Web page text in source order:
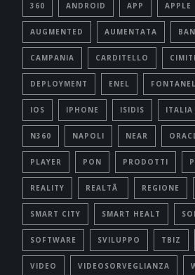
360 ANDROID APP APPLE
AUGMENTED AUMENTATA
CAMPANIA CARDITELLO
DEPLOYMENT ENEL
IOS IPHONE ISIDIS ITALIA
N360 NAPOLI NEAR
PLAYER PON PRODOTTI
REALITY REALTÃ REGIONE
SMART CITY SMART HEALT
SOFTWARE SVILUPPO TBIZ
VIDEO VIDEOSORVEGLIANZA